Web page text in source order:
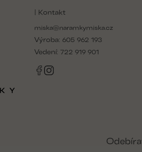
| Kontakt
miska@naramkymiska.cz
Výroba: 605 962 193
Vedení: 722 919 901